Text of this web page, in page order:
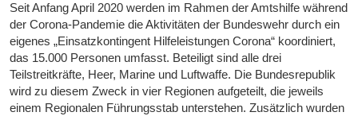
Seit Anfang April 2020 werden im Rahmen der Amtshilfe während
der Corona-Pandemie die Aktivitäten der Bundeswehr durch ein
eigenes „Einsatzkontingent Hilfeleistungen Corona“ koordiniert,
das 15.000 Personen umfasst. Beteiligt sind alle drei
Teilstreitkräfte, Heer, Marine und Luftwaffe. Die Bundesrepublik
wird zu diesem Zweck in vier Regionen aufgeteilt, die jeweils
einem Regionalen Führungsstab unterstehen. Zusätzlich wurden